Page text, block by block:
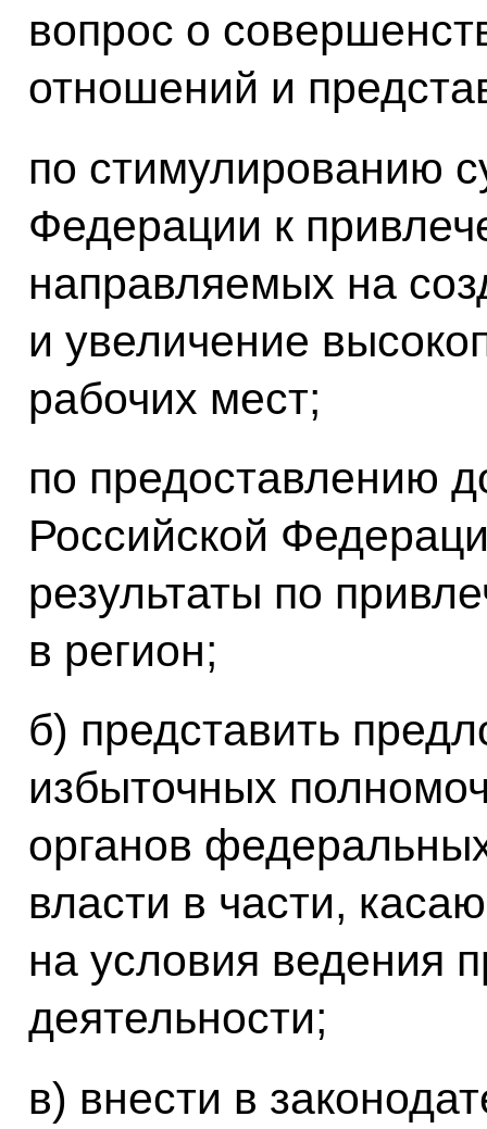
вопрос о
отношений и
по стимулированию
Федерации к
направляемых на
и увеличение
рабочих мест;
по предоставлению
Российской
результаты по
в регион;
б) представить
избыточных
органов
власти в части,
на условия ведения
деятельности;
в) внести в